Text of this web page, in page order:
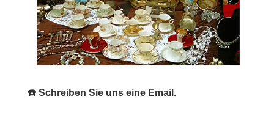
☎️ Schreiben Sie uns eine Email.